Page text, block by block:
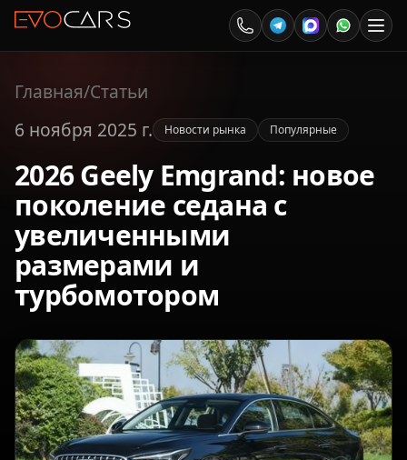
Главная/Статьи
6 ноября 2025 г.
Новости рынка Популярные
2026 Geely Emgrand: новое
поколение седана с
увеличенными
размерами и
турбомотором